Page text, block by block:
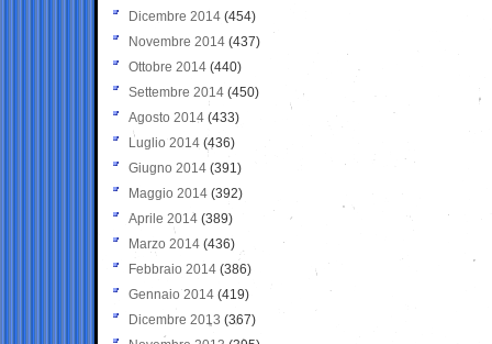
Dicembre 2014 (454)
Novembre 2014 (437)
Ottobre 2014 (440)
Settembre 2014 (450)
Agosto 2014 (433)
Luglio 2014 (436)
Giugno 2014 (391)
Maggio 2014 (392)
Aprile 2014 (389)
Marzo 2014 (436)
Febbraio 2014 (386)
Gennaio 2014 (419)
Dicembre 2013 (367)